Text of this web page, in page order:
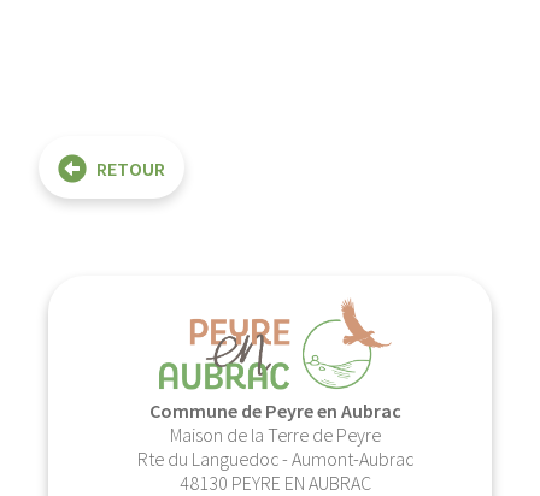
RETOUR
Commune de Peyre en Aubrac
Maison de la Terre de Peyre
Rte du Languedoc - Aumont-Aubrac
48130 PEYRE EN AUBRAC